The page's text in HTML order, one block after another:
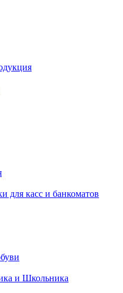
для касс и банкоматов
и Школьника